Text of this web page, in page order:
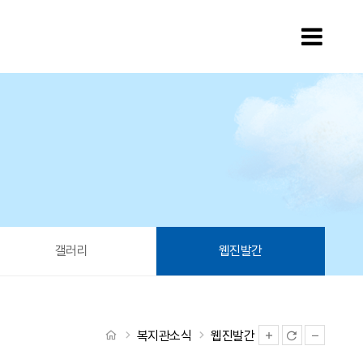
갤러리 웹진발간
처음으로
복지관소식 웹진발간